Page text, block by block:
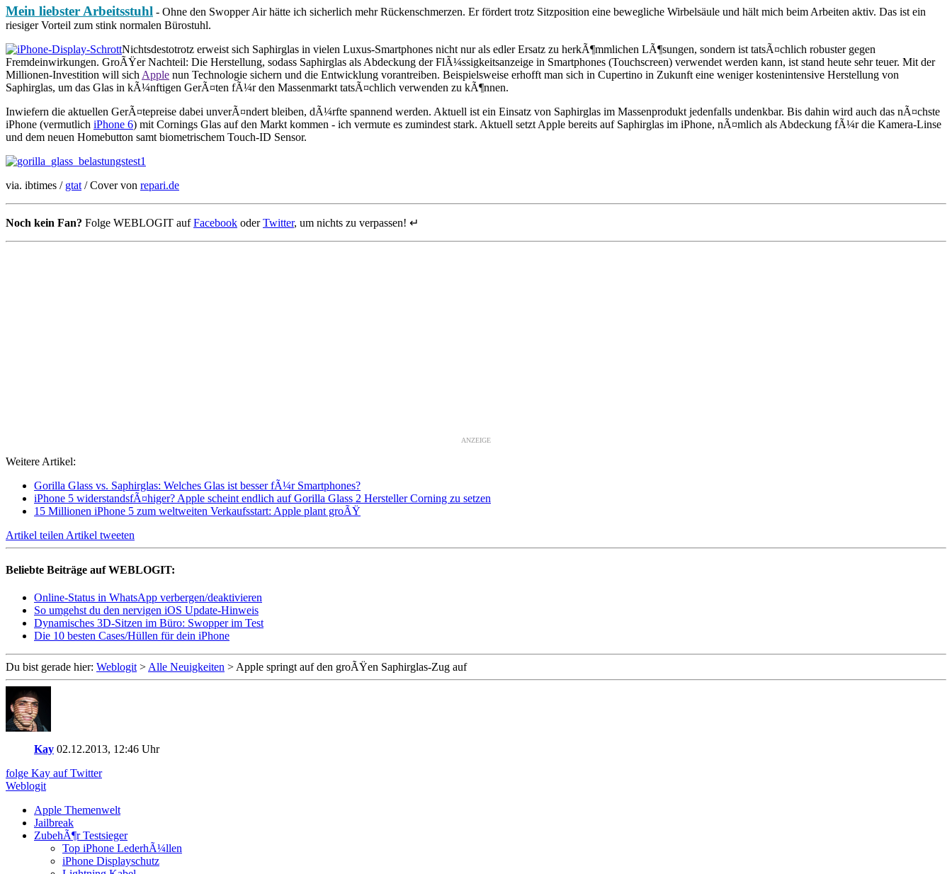
Mein liebster Arbeitsstuhl - Ohne den Swopper Air hätte ich sicherlich mehr Rückenschmerzen. Er fördert trotz Sitzposition eine bewegliche Wirbelsäule und hält mich beim Arbeiten aktiv. Das ist ein
riesiger Vorteil zum stink normalen Bürostuhl.
Nichtsdestotrotz erweist sich Saphirglas in vielen Luxus-Smartphones nicht nur als edler Ersatz zu herkÃ¶mmlichen LÃ¶sungen, sondern ist tatsÃ¤chlich robuster gegen
Fremdeinwirkungen. GroÃŸer Nachteil: Die Herstellung, sodass Saphirglas als Abdeckung der FlÃ¼ssigkeitsanzeige in Smartphones (Touchscreen) verwendet werden kann, ist stand heute sehr teuer. Mit der
Millionen-Investition will sich Apple nun Technologie sichern und die Entwicklung vorantreiben. Beispielsweise erhofft man sich in Cupertino in Zukunft eine weniger kostenintensive Herstellung von
Saphirglas, um das Glas in kÃ¼nftigen GerÃ¤ten fÃ¼r den Massenmarkt tatsÃ¤chlich verwenden zu kÃ¶nnen.
Inwiefern die aktuellen GerÃ¤tepreise dabei unverÃ¤ndert bleiben, dÃ¼rfte spannend werden. Aktuell ist ein Einsatz von Saphirglas im Massenprodukt jedenfalls undenkbar. Bis dahin wird auch das nÃ¤chste
iPhone (vermutlich iPhone 6) mit Cornings Glas auf den Markt kommen - ich vermute es zumindest stark. Aktuell setzt Apple bereits auf Saphirglas im iPhone, nÃ¤mlich als Abdeckung fÃ¼r die Kamera-Linse
und dem neuen Homebutton samt biometrischem Touch-ID Sensor.
via. ibtimes / gtat / Cover von repari.de
Noch kein Fan? Folge WEBLOGIT aufFacebook oderTwitter, um nichts zu verpassen! ↵
ANZEIGE
Weitere Artikel:
Gorilla Glass vs. Saphirglas: Welches Glas ist besser fÃ¼r Smartphones?
iPhone 5 widerstandsfÃ¤higer? Apple scheint endlich auf Gorilla Glass 2 Hersteller Corning zu setzen
15 Millionen iPhone 5 zum weltweiten Verkaufsstart: Apple plant groÃŸ
Artikel teilen Artikel tweeten
Beliebte Beiträge auf WEBLOGIT:
Online-Status in WhatsApp verbergen/deaktivieren
So umgehst du den nervigen iOS Update-Hinweis
Dynamisches 3D-Sitzen im Büro: Swopper im Test
Die 10 besten Cases/Hüllen für dein iPhone
Du bist gerade hier: Weblogit > Alle Neuigkeiten > Apple springt auf den groÃŸen Saphirglas-Zug auf
Kay 02.12.2013, 12:46 Uhr
folge Kay auf Twitter
Weblogit
Apple Themenwelt
Jailbreak
ZubehÃ¶r Testsieger
Top iPhone LederhÃ¼llen
iPhone Displayschutz